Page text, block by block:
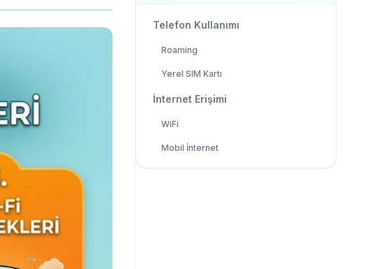
Telefon Kullanımı
Roaming
Yerel SIM Kartı
İnternet Erişimi
WiFi
Mobil İnternet